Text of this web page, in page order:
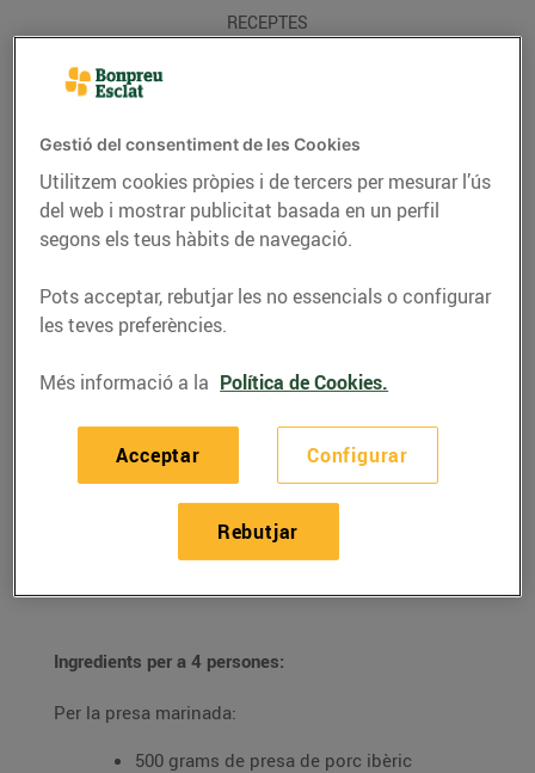
RECEPTES
RECEPTES
Carpaccio de presa
marinada de porc ibèric
amb poma verda i
formatge fumat
Ingredients per a 4 persones:
Per la presa marinada:
500 grams de presa de porc ibèric
Gestió del consentiment de les Cookies
Utilitzem cookies pròpies i de tercers per mesurar l’ús
del web i mostrar publicitat basada en un perfil
segons els teus hàbits de navegació.
Pots acceptar, rebutjar les no essencials o configurar
les teves preferències.
Més informació a la Política de Cookies.
Configurar
Rebutjar
Acceptar